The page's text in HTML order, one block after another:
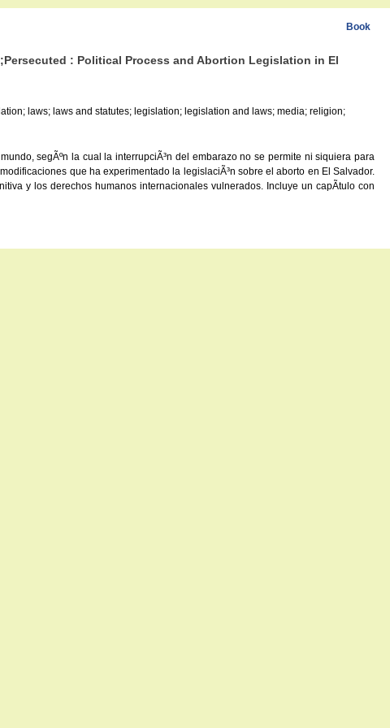
Book
: Political Process and Abortion Legislation in El
laws; laws and statutes; legislation; legislation and laws; media; religion;
segÃºn la cual la interrupciÃ³n del embarazo no se permite ni siquiera para
que ha experimentado la legislaciÃ³n sobre el aborto en El Salvador.
y los derechos humanos internacionales vulnerados. Incluye un capÃ­tulo con